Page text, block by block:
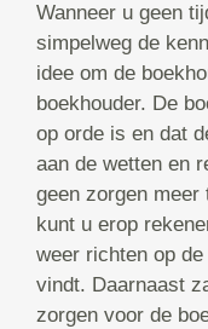
Wanneer u geen
simpelweg de
idee om de
boekhouder. De
op orde is en dat
aan de wetten en
geen zorgen meer
kunt u erop
weer richten op
vindt. Daarnaast
zorgen voor de